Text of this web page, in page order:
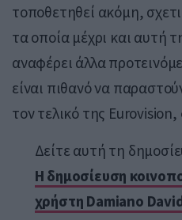
τοποθετηθεί ακόμη,
τα οποία μέχρι και αυτή
αναφέρει άλλα
είναι πιθανό να
τον τελικό της
Δείτε αυτή τη
Η δημοσίευση
χρήστη Damiano